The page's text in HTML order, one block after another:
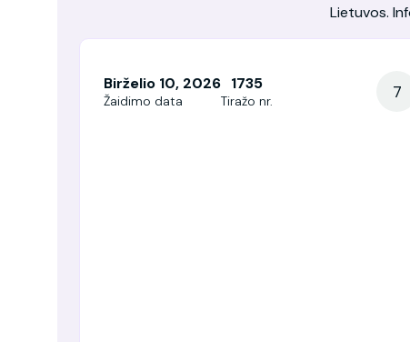
Lietuvos.
Birželio 10, 2026
Žaidimo data
1735
Tiražo nr. 7